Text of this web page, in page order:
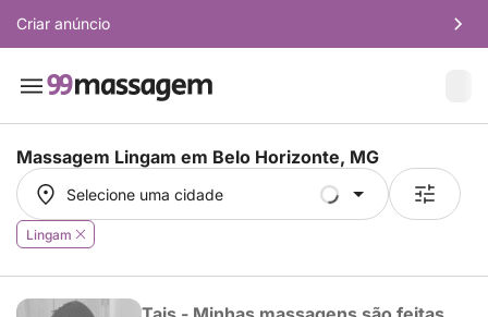
Criar anúncio
Massagem Lingam em Belo Horizonte, MG
Selecione uma cidade
Selecione uma cidade
Lingam